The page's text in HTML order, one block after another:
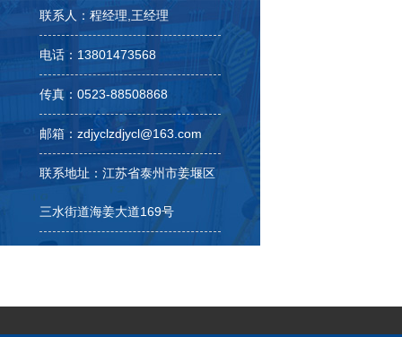
联系人：程经理,王经理
电话：13801473568
传真：0523-88508868
邮箱：zdjyclzdjycl@163.com
联系地址：江苏省泰州市姜堰区
三水街道海姜大道169号